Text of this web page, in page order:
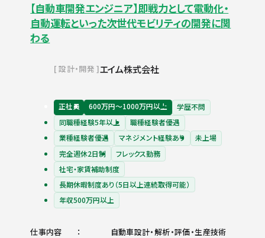
【自動車開発エンジニア】即戦力として電動化・
自動運転といった次世代モビリティの開発に関
わる
設計・開発 エイム株式会社
正社員 600万円〜1000万円以上
学歴不問
同職種経験5年以上
職種経験者優遇
業種経験者優遇
マネジメント経験あり
未上場
完全週休2日制
フレックス勤務
社宅・家賃補助制度
長期休暇制度あり（5日以上連続取得可能）
年収500万円以上
仕事内容
自動車設計・解析・評価・生産技術